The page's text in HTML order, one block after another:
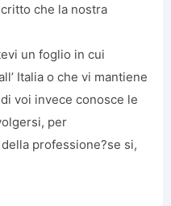
che la nostra
un foglio in cui
Italia o che vi mantiene
voi invece conosce le
per
professione?se si,